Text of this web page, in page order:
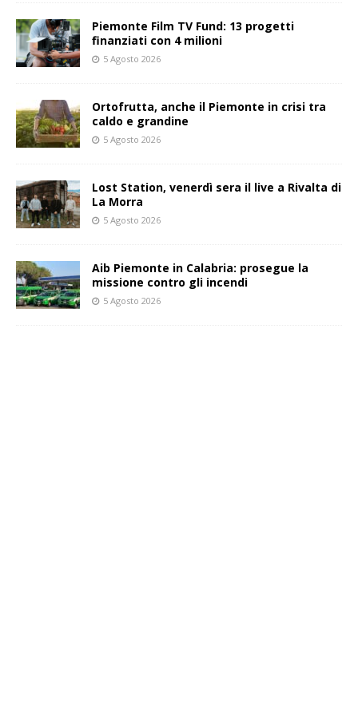
Piemonte Film TV Fund: 13 progetti
finanziati con 4 milioni
5 Agosto 2026
Ortofrutta, anche il Piemonte in crisi tra
caldo e grandine
5 Agosto 2026
Lost Station, venerdì sera il live a Rivalta di
La Morra
5 Agosto 2026
Aib Piemonte in Calabria: prosegue la
missione contro gli incendi
5 Agosto 2026